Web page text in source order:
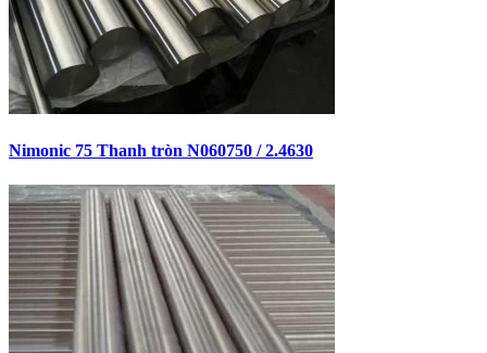
Nimonic 75 Thanh tròn N060750 / 2.4630